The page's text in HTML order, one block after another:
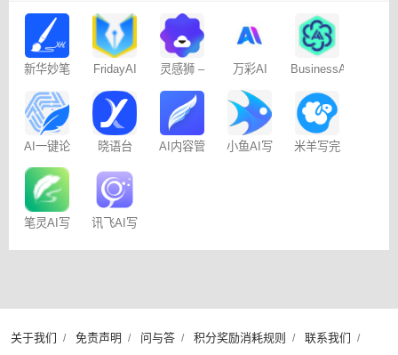
新华妙笔
FridayAI
灵感狮 –
作
万彩AI BusinessAI
AI一键论
AIPaperPass
晓语台
AI内容管
小鱼AI写
米羊写完
笔灵AI写
讯飞AI写
关于我们 / 免责声明 / 问与答 / 积分奖励消耗规则 / 联系我们 /